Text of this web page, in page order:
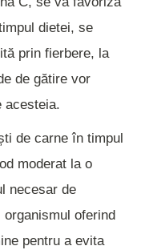
dietei, se
prin fierbere, la
de gătire vor
acesteia.
de carne în timpul
moderat la o
necesar de
oferind
pentru a evita